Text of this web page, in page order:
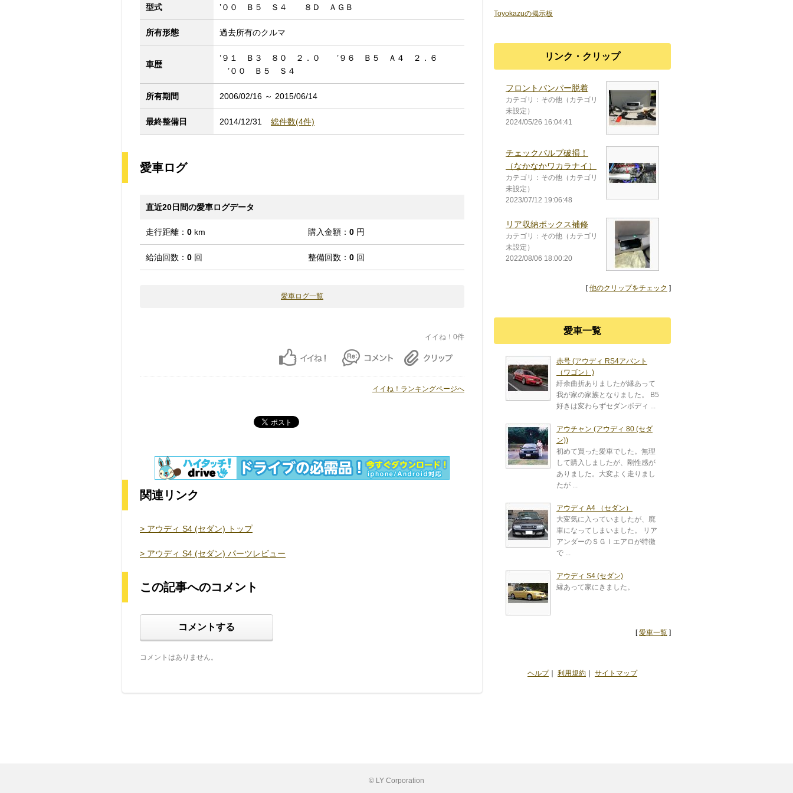
型式 ’００ Ｂ５ Ｓ４ ８Ｄ ＡＧＢ
所有形態 過去所有のクルマ
車歴
’９１ Ｂ３ ８０ ２．０ ’９６ Ｂ５ Ａ４ ２．６
’００ Ｂ５ Ｓ４
所有期間 2006/02/16 ～ 2015/06/14
最終整備日 2014/12/31 総件数(4件)
愛車ログ
直近20日間の愛車ログデータ
走行距離： 0 km 購入金額： 0 円
給油回数： 0 回 整備回数： 0 回
愛車ログ一覧
イイね！0件
イイね！ランキングページへ
関連リンク
> アウディ S4 (セダン) トップ
> アウディ S4 (セダン) パーツレビュー
この記事へのコメント
コメントする
コメントはありません。
Toyokazuの掲示板
リンク・クリップ
フロントバンパー脱着
カテゴリ：その他（カテゴリ
未設定）
2024/05/26 16:04:41
チェックバルブ破損！
（なかなかワカラナイ）
カテゴリ：その他（カテゴリ
未設定）
2023/07/12 19:06:48
リア収納ボックス補修
カテゴリ：その他（カテゴリ
未設定）
2022/08/06 18:00:20
[他のクリップをチェック ]
愛車一覧
赤号 (アウディ RS4アバント
（ワゴン）)
紆余曲折ありましたが縁あって
我が家の家族となりました。 B5
好きは変わらずセダンボディ ...
アウチャン (アウディ 80 (セダ
ン))
初めて買った愛車でした。無理
して購入しましたが、剛性感が
ありました。大変よく走りまし
たが ...
アウディ A4 （セダン）
大変気に入っていましたが、廃
車になってしまいました。 リア
アンダーのＳＧＩエアロが特徴
で ...
アウディ S4 (セダン)
縁あって家にきました。
[愛車一覧 ]
ヘルプ｜ 利用規約 サイトマップ
© LY Corporation